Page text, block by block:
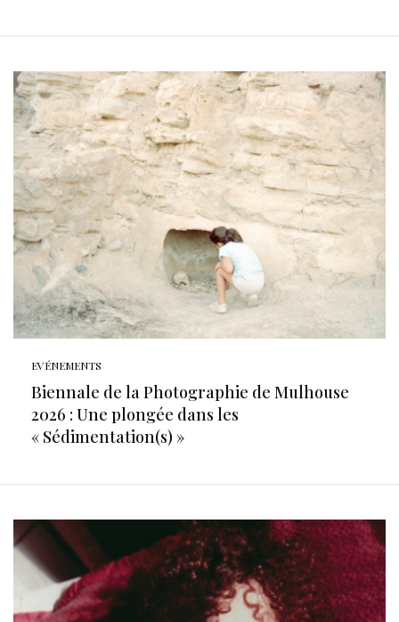
EVÉNEMENTS
Biennale de la Photographie de Mulhouse
2026 : Une plongée dans les
« Sédimentation(s) »